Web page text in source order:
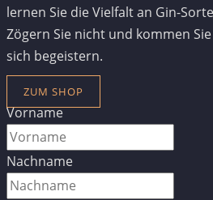
lernen Sie die Vielfalt an Gin-
Zögern Sie nicht und kommen
sich begeistern.
ZUM SHOP
Vorname
Nachname